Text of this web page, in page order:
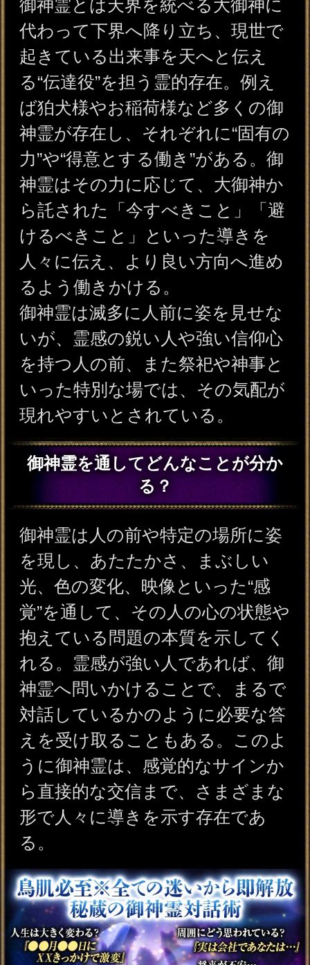
いった特別な場では、その気配が
現れやすいとされている。
御神霊を通してどんなことが分か
る？
御神霊は人の前や特定の場所に姿
を現し、あたたかさ、まぶしい
光、色の変化、映像といった“感
覚”を通して、その人の心の状態や
抱えている問題の本質を示してく
れる。霊感が強い人であれば、御
神霊へ問いかけることで、まるで
対話しているかのように必要な答
えを受け取ることもある。このよ
うに御神霊は、感覚的なサインか
ら直接的な交信まで、さまざまな
形で人々に導きを示す存在であ
る。
※SAMPLE※
あなた
天狗様
届ける御神霊
様々な御神霊があなたの仕事・恋愛・結婚など抱
す。あなたへ何を伝えようとしているのか御神霊
す。
三代続く相伝霊力“生涯暴
く神言降ろし”あなたの人
生25項◆幸/晩年
会員価格2,915円(税込)